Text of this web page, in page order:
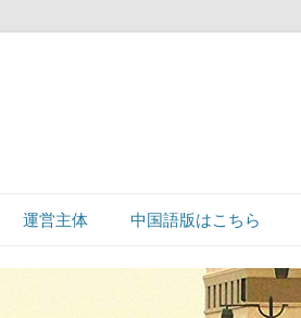
運営主体 中国語版はこちら